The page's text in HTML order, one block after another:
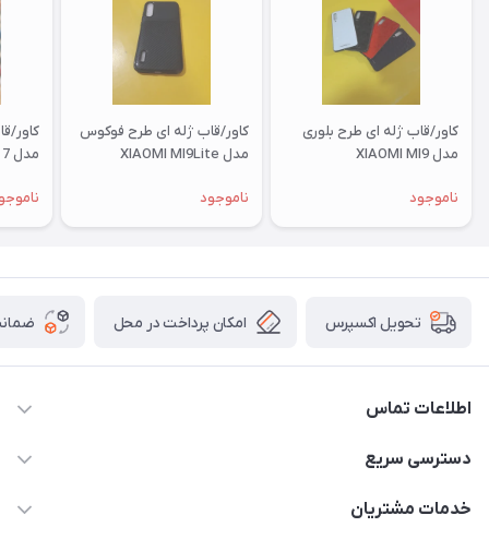
کاور/قاب ژله ای طرح بلوری
مدل XIAOMI MI9
ناموجود
کاور/قاب ژله ای طرح فوکوس
مدل XIAOMI MI9Lite
ناموجود
کاور/
مدل XIAOMI RM 7
تحویل اکسپرس امکان پرداخت در محل
اطلاعات تماس
09332394024-09120346631
دسترسی سریع
حساب کاربری
خدمات مشتریان